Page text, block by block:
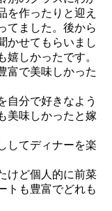
を作ったりと迎え
てました。後から
かせてもらいまし
しかったです。
富で美味しかった
自分で好きなよう
美味しかったと嫁
してディナーを楽
けど個人的に前菜
トも豊富でどれも